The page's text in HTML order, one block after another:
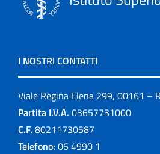
I NOSTRI CONTATTI
Viale Regina Elena 299, 00161 –
Partita I.V.A. 03657731000
C.F. 80211730587
Telefono: 06 4990 1